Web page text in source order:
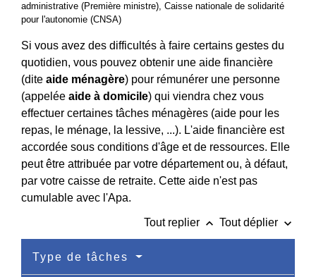
administrative (Première ministre), Caisse nationale de solidarité
pour l'autonomie (CNSA)
Si vous avez des difficultés à faire certains gestes du
quotidien, vous pouvez obtenir une aide financière
(dite aide ménagère) pour rémunérer une personne
(appelée aide à domicile) qui viendra chez vous
effectuer certaines tâches ménagères (aide pour les
repas, le ménage, la lessive, ...). L'aide financière est
accordée sous conditions d'âge et de ressources. Elle
peut être attribuée par votre département ou, à défaut,
par votre caisse de retraite. Cette aide n'est pas
cumulable avec l'Apa.
Tout replier keyboard_arrow_up Tout déplier keyboard_arrow_down
Type de tâches